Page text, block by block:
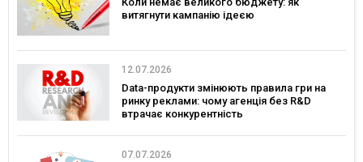
витягнути кампанію ідеєю
12.07.2026
Data-продукти змінюють правила гри на
ринку реклами: чому агенція без R&D
втрачає конкурентність
07.07.2026